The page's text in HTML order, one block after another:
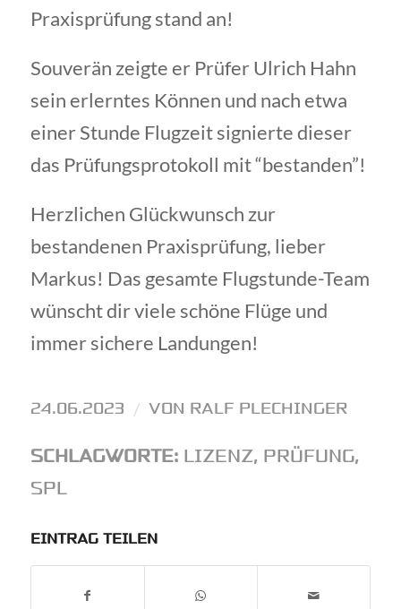
Praxisprüfung stand an!
Souverän zeigte er Prüfer Ulrich Hahn
sein erlerntes Können und nach etwa
einer Stunde Flugzeit signierte dieser
das Prüfungsprotokoll mit “bestanden”!
Herzlichen Glückwunsch zur
bestandenen Praxisprüfung, lieber
Markus! Das gesamte Flugstunde-Team
wünscht dir viele schöne Flüge und
immer sichere Landungen!
24.06.2023 / VON RALF PLECHINGER
SCHLAGWORTE: LIZENZ, PRÜFUNG,
SPL
EINTRAG TEILEN